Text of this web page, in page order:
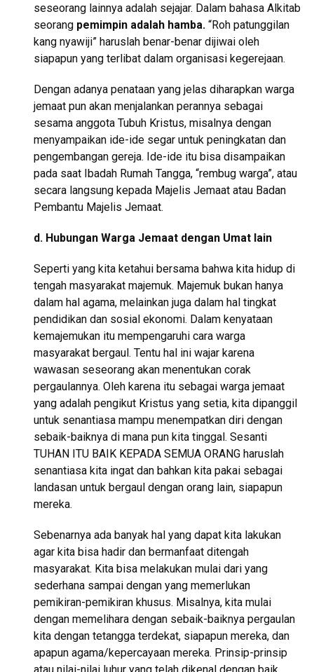
seseorang lainnya adalah sejajar. Dalam bahasa Alkitab
seorang pemimpin adalah hamba. “Roh patunggilan
kang nyawiji” haruslah benar-benar dijiwai oleh
siapapun yang terlibat dalam organisasi kegerejaan.
Dengan adanya penataan yang jelas diharapkan warga
jemaat pun akan menjalankan perannya sebagai
sesama anggota Tubuh Kristus, misalnya dengan
menyampaikan ide-ide segar untuk peningkatan dan
pengembangan gereja. Ide-ide itu bisa disampaikan
pada saat Ibadah Rumah Tangga, “rembug warga”, atau
secara langsung kepada Majelis Jemaat atau Badan
Pembantu Majelis Jemaat.
d. Hubungan Warga Jemaat dengan Umat lain
Seperti yang kita ketahui bersama bahwa kita hidup di
tengah masyarakat majemuk. Majemuk bukan hanya
dalam hal agama, melainkan juga dalam hal tingkat
pendidikan dan sosial ekonomi. Dalam kenyataan
kemajemukan itu mempengaruhi cara warga
masyarakat bergaul. Tentu hal ini wajar karena
wawasan seseorang akan menentukan corak
pergaulannya. Oleh karena itu sebagai warga jemaat
yang adalah pengikut Kristus yang setia, kita dipanggil
untuk senantiasa mampu menempatkan diri dengan
sebaik-baiknya di mana pun kita tinggal. Sesanti
TUHAN ITU BAIK KEPADA SEMUA ORANG haruslah
senantiasa kita ingat dan bahkan kita pakai sebagai
landasan untuk bergaul dengan orang lain, siapapun
mereka.
Sebenarnya ada banyak hal yang dapat kita lakukan
agar kita bisa hadir dan bermanfaat ditengah
masyarakat. Kita bisa melakukan mulai dari yang
sederhana sampai dengan yang memerlukan
pemikiran-pemikiran khusus. Misalnya, kita mulai
dengan memelihara dengan sebaik-baiknya pergaulan
kita dengan tetangga terdekat, siapapun mereka, dan
apapun agama/kepercayaan mereka. Prinsip-prinsip
atau nilai-nilai luhur yang telah dikenal dengan baik